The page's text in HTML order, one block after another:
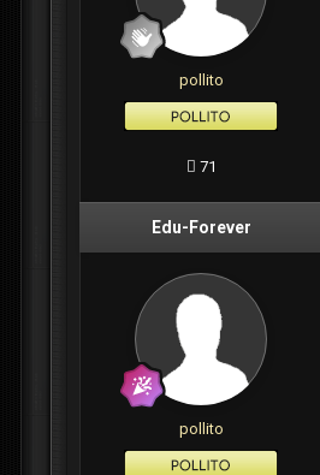
pollito
71
Edu-Forever
pollito